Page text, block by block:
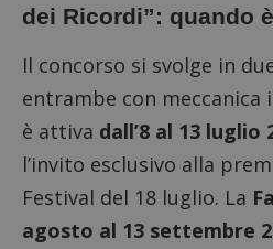
dei Ricordi”: quando
Il concorso si svolge in
entrambe con meccanica
è attiva dall’8 al 13 luglio
l’invito esclusivo alla
Festival del 18 luglio. La
agosto al 13 settembre